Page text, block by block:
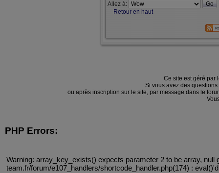
Allez à:
Retour en haut
Ce site est géré par
Si vous avez des
ou après inscription sur le site, par message dans le
PHP Errors:
Warning: array_key_exists() expects parameter 2 to be array, null
team.fr/forum/e107_handlers/shortcode_handler.php(174) :